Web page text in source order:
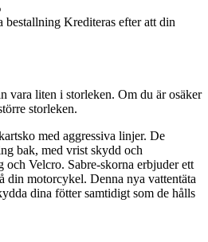
bestallning Krediteras efter att din
vara liten i storleken. Om du är osäker
storleken.
med aggressiva linjer. De
bak, med vrist skydd och
Velcro. Sabre-skorna erbjuder ett
din motorcykel. Denna nya vattentäta
dina fötter samtidigt som de hålls